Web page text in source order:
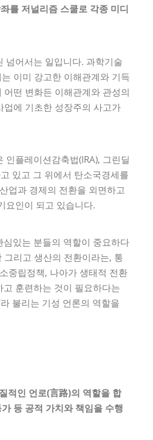
를 저널리즘 스쿨로 각종 미디
넘어서는 일입니다. 과학기술
이미 강고한 이해관계와 기득
떤 변화든 이해관계와 관성의
에 기초한 성장주의 사고가
플레이션감축법(IRA), 그린딜
있고 그 위에서 탄소국경세를
업과 경제의 전환을 외면하고
요인이 되고 있습니다.
있는 분들의 역할이 중요하다
리고 생산의 전환이라는, 통
중립정책, 나아가 생태적 전환
훈련하는 것이 필요하다는
불리는 기성 언론의 역할을
적인 언로(言路)의 역할을 합
등 공적 가치와 책임을 수행